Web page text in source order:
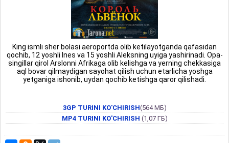
King ismli sher bolasi aeroportda olib ketilayotganda qafasidan
qochib, 12 yoshli Ines va 15 yoshli Aleksning uyiga yashirinadi. Opa-
singillar qirol Arslonni Afrikaga olib kelishga va yerning chekkasiga
aql bovar qilmaydigan sayohat qilish uchun etarlicha yoshga
yetganiga ishonib, uydan qochib ketishga qaror qilishadi.
3GP TURINI KO'CHIRISH(564 МБ)
MP4 TURINI KO'CHIRISH (1,07 ГБ)